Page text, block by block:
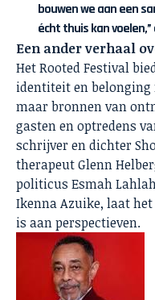
bouwen we aan een
écht thuis kan
Een ander verhaal
Het Rooted Festival
identiteit en belonging
maar bronnen van
gasten en optredens
schrijver en dichter
therapeut Glenn
politicus Esmah
Ikenna Azuike, laat
is aan perspectieven.